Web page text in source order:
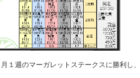
１週のマーガレットステークスに勝利し、